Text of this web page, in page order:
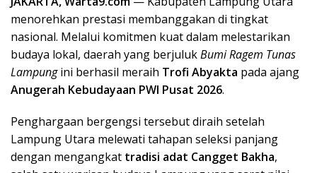
menorehkan prestasi membanggakan di tingkat
nasional. Melalui komitmen kuat dalam melestarikan
budaya lokal, daerah yang berjulukBumi Ragem Tunas
Lampungini berhasil meraih Trofi Abyakta pada ajang
Anugerah Kebudayaan PWI Pusat 2026.
Penghargaan bergengsi tersebut diraih setelah
Lampung Utara melewati tahapan seleksi panjang
dengan mengangkat tradisi adat Cangget Bakha,